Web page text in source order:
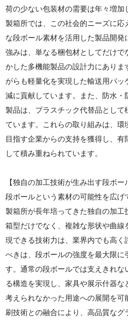
荷の少ない包装材の需要は年々増加
製箱所では、この社会的ニーズに応
な段ボール素材を活用した製品開
強みは、単なる梱包材としてだけで
かした多機能製品の設計力にありま
がらも軽量化を実現した輸送用パッ
減に貢献しています。また、防水・
製品は、プラスチック代替品として
ています。これらの取り組みは、環
目指す企業からの支持を獲得し、有
して積み重ねられています。
【独自の加工技術が生み出す段ボー
段ボールという素材の可能性を広げ
製箱所が長年培ってきた独自の加工
箱型だけでなく、複雑な形状や曲線
現できる技術力は、業界内でも高く
べきは、段ボールの強度を最大限に
す。通常の段ボールでは支えきれな
る構造を実現し、家具や展示什器
考えられなかった用途への展開を可
刷技術との融合により、高品質なグ